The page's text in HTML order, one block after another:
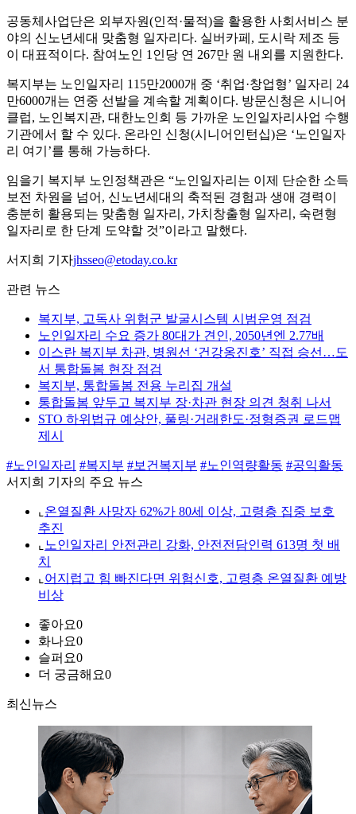
공동체사업단은 외부자원(인적·물적)을 활용한 사회서비스 분
야의 신노년세대 맞춤형 일자리다. 실버카페, 도시락 제조 등
이 대표적이다. 참여노인 1인당 연 267만 원 내외를 지원한다.
복지부는 노인일자리 115만2000개 중 ‘취업·창업형’ 일자리 24
만6000개는 연중 선발을 계속할 계획이다. 방문신청은 시니어
클럽, 노인복지관, 대한노인회 등 가까운 노인일자리사업 수행
기관에서 할 수 있다. 온라인 신청(시니어인턴십)은 ‘노인일자
리 여기’를 통해 가능하다.
임을기 복지부 노인정책관은 “노인일자리는 이제 단순한 소득
보전 차원을 넘어, 신노년세대의 축적된 경험과 생애 경력이
충분히 활용되는 맞춤형 일자리, 가치창출형 일자리, 숙련형
일자리로 한 단계 도약할 것”이라고 말했다.
서지희 기자jhsseo@etoday.co.kr
관련 뉴스
복지부, 고독사 위험군 발굴시스템 시범운영 점검
노인일자리 수요 증가 80대가 견인, 2050년엔 2.77배
이스란 복지부 차관, 병원선 ‘건강옹진호’ 직접 승선…도
서 통합돌봄 현장 점검
복지부, 통합돌봄 전용 누리집 개설
통합돌봄 앞두고 복지부 장·차관 현장 의견 청취 나서
STO 하위법규 예상안, 풀링·거래한도·정형증권 로드맵
제시
#노인일자리 #복지부 #보건복지부 #노인역량활동 #공익활동
서지희 기자의 주요 뉴스
⌞ 온열질환 사망자 62%가 80세 이상, 고령층 집중 보호
추진
⌞ 노인일자리 안전관리 강화, 안전전담인력 613명 첫 배
치
⌞ 어지럽고 힘 빠진다면 위험신호, 고령층 온열질환 예방
비상
좋아요0
화나요0
슬퍼요0
더 궁금해요0
최신뉴스